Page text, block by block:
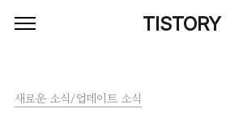
TISTORY
새로운 소식/업데이트 소식